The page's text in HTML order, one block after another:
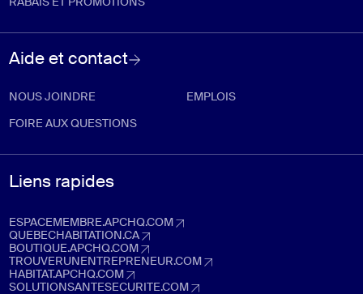
RABAIS ET PROMOTIONS
Aide et contact
NOUS JOINDRE EMPLOIS
FOIRE AUX QUESTIONS
Liens rapides
ESPACEMEMBRE.APCHQ.COM
espacemembre.apchq.com (Ouvre dans un nouvel onglet)
QUEBECHABITATION.CA
quebechabitation.ca (Ouvre dans un nouvel onglet)
BOUTIQUE.APCHQ.COM
boutique.apchq.com (Ouvre dans un nouvel onglet)
TROUVERUNENTREPRENEUR.COM
trouverunentrepreneur.com (Ouvre dans un nouvel onglet)
HABITAT.APCHQ.COM
habitat.apchq.com (Ouvre dans un nouvel onglet)
SOLUTIONSANTESECURITE.COM